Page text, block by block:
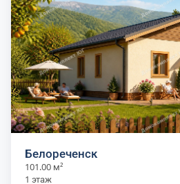
Белореченск
101.00 м²
1 этаж